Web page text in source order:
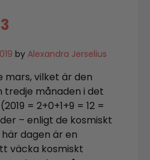
by Alexandra Jerselius
mars, vilket är den
tredje månaden i det
= 2+0+1+9 = 12 =
– enligt de kosmiskt
dagen är en
väcka kosmiskt